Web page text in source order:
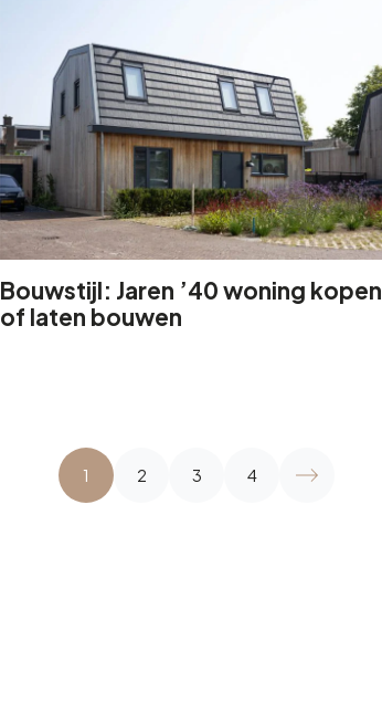
Bouwstijl: Jaren ’40 woning kopen
of laten bouwen
1 2 3 4